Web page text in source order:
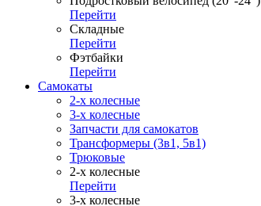
Перейти
Складные
Перейти
Фэтбайки
Перейти
Самокаты
2-х колесные
3-х колесные
Запчасти для самокатов
Трансформеры (3в1, 5в1)
Трюковые
2-х колесные
Перейти
3-х колесные